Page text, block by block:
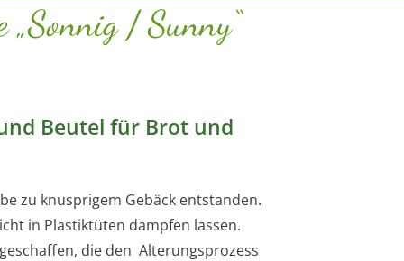
/ Sunny“
Beutel für Brot und
zu knusprigem Gebäck entstanden.
in Plastiktüten dampfen lassen.
die den Alterungsprozess